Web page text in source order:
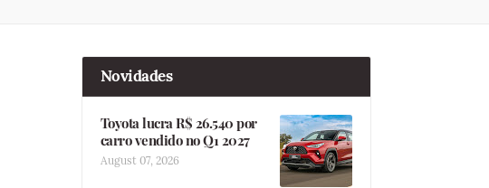
Novidades
Toyota lucra R$ 26.540 por
carro vendido no Q1 2027
August 07, 2026